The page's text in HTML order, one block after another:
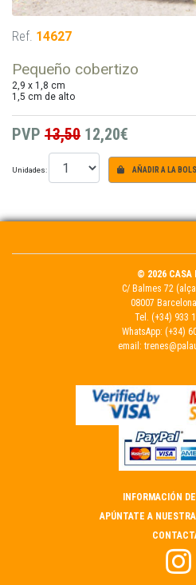
Ref. 14627
Pequeño cobertizo
2,9 x 1,8 cm
1,5 cm de alto
PVP 13,50 12,20€
Unidades: AÑADIR A LA
© 2026 CASA
C/ Balmes 72
08007
Tel. (+34) 933
WhatsApp: (+34)
email:
INFORMACIÓN
APÚNTATE A